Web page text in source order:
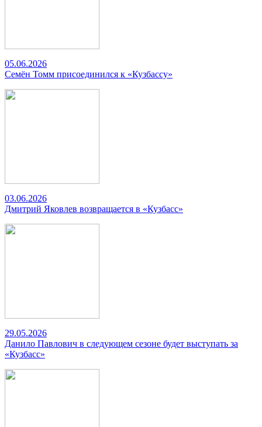
05.06.2026
Семён Томм присоединился к «Кузбассу»
03.06.2026
Дмитрий Яковлев возвращается в «Кузбасс»
29.05.2026
Данило Павлович в следующем сезоне будет выступать за
«Кузбасс»